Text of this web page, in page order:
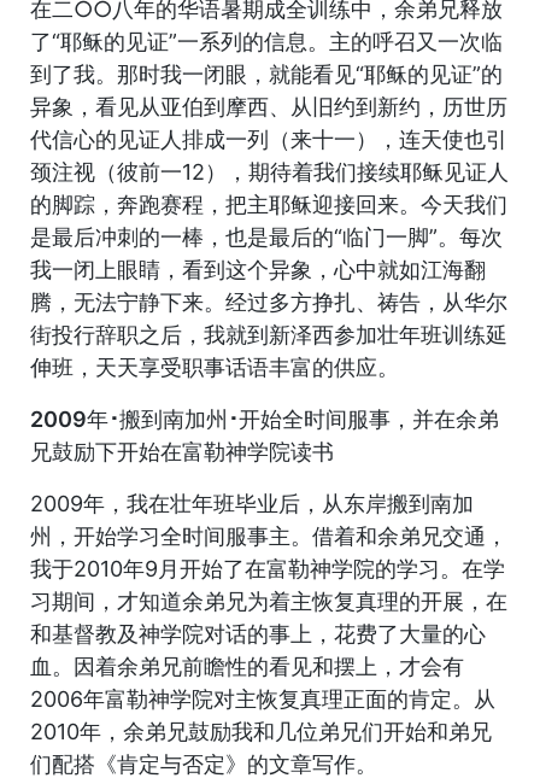
在二○○八年的华语暑期成全训练中，余弟兄释放
了“耶稣的见证”一系列的信息。主的呼召又一次临
到了我。那时我一闭眼，就能看见“耶稣的见证”的
异象，看见从亚伯到摩西、从旧约到新约，历世历
代信心的见证人排成一列（来十一），连天使也引
颈注视（彼前一12），期待着我们接续耶稣见证人
的脚踪，奔跑赛程，把主耶稣迎接回来。今天我们
是最后冲刺的一棒，也是最后的“临门一脚”。每次
我一闭上眼睛，看到这个异象，心中就如江海翻
腾，无法宁静下来。经过多方挣扎、祷告，从华尔
街投行辞职之后，我就到新泽西参加壮年班训练延
伸班，天天享受职事话语丰富的供应。
2009年･搬到南加州･开始全时间服事，并在余弟
兄鼓励下开始在富勒神学院读书
2009年，我在壮年班毕业后，从东岸搬到南加
州，开始学习全时间服事主。借着和余弟兄交通，
我于2010年9月开始了在富勒神学院的学习。在学
习期间，才知道余弟兄为着主恢复真理的开展，在
和基督教及神学院对话的事上，花费了大量的心
血。因着余弟兄前瞻性的看见和摆上，才会有
2006年富勒神学院对主恢复真理正面的肯定。从
2010年，余弟兄鼓励我和几位弟兄们开始和弟兄
们配搭《肯定与否定》的文章写作。